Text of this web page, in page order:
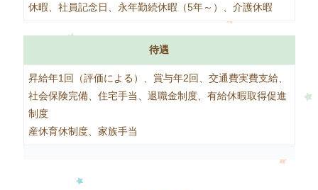
休暇、社員記念日、永年勤続休暇（5年～）、介護休暇
待遇
昇給年1回（評価による）、賞与年2回、交通費実費支給、
社会保険完備、住宅手当、退職金制度、有給休暇取得促進
制度
産休育休制度、家族手当